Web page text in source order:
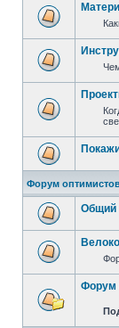
Форум
Общий
Форум